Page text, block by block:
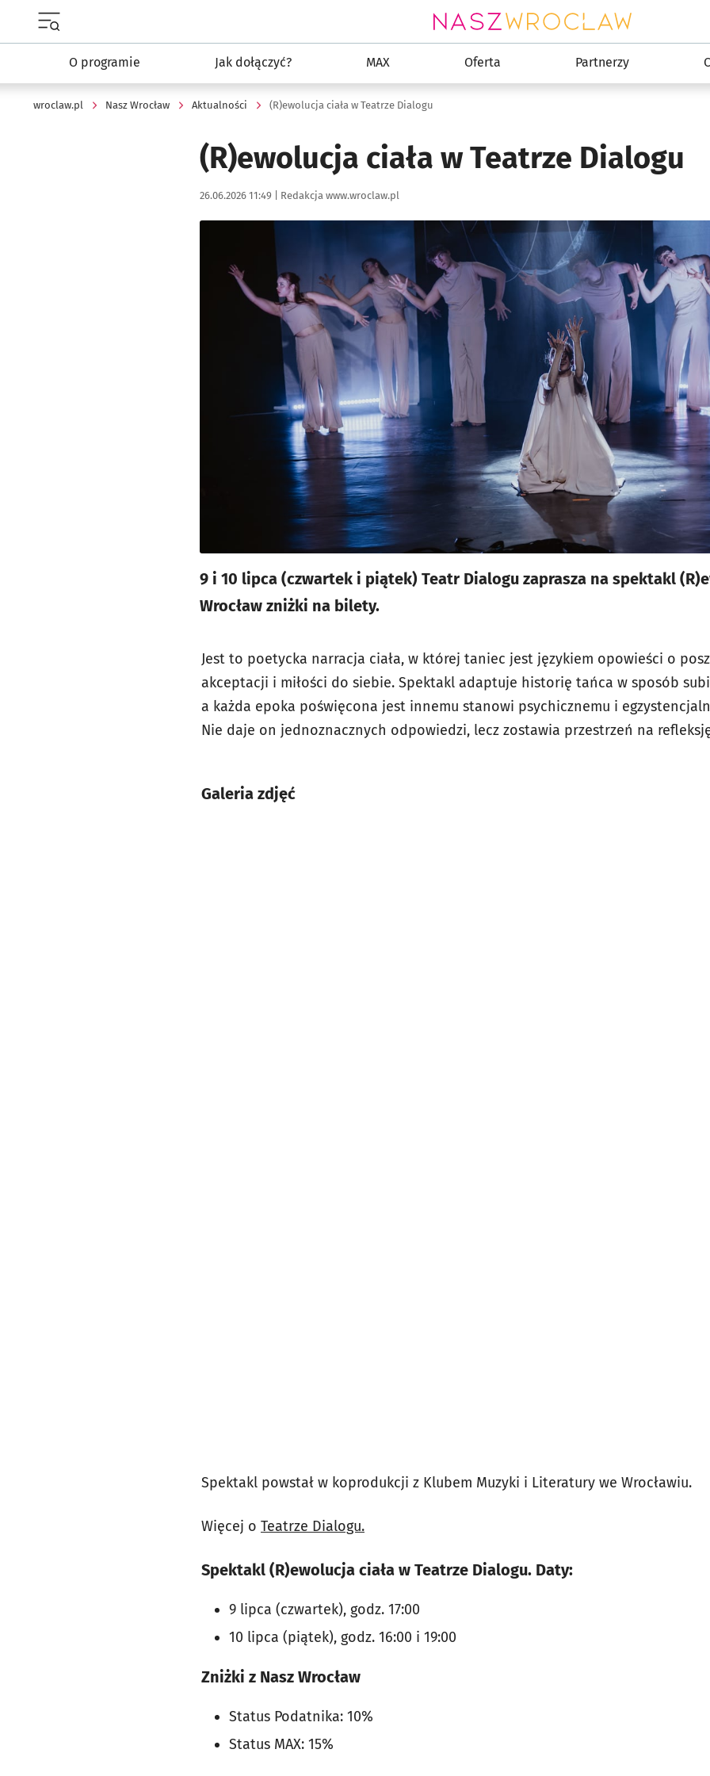
O programie Jak dołączyć? MAX Oferta Partnerzy
wroclaw.pl Nasz Wrocław Aktualności (R)ewolucja ciała w Teatrze Dialogu
(R)ewolucja ciała w Teatrze Dialogu
Data publikacji:
26.06.2026 11:49 | Autor:
Redakcja www.wroclaw.pl
9 i 10 lipca (czwartek i piątek) Teatr Dialogu zaprasza na spektakl
Wrocław zniżki na bilety.
Jest to poetycka narracja ciała, w której taniec jest językiem opowieści o
akceptacji i miłości do siebie. Spektakl adaptuje historię tańca w sposób
a każda epoka poświęcona jest innemu stanowi psychicznemu i
Nie daje on jednoznacznych odpowiedzi, lecz zostawia przestrzeń na
Galeria zdjęć
Spektakl powstał w koprodukcji z Klubem Muzyki i Literatury we Wrocławiu.
Więcej o Teatrze Dialogu.
Spektakl (R)ewolucja ciała w Teatrze Dialogu. Daty:
9 lipca (czwartek), godz. 17:00
10 lipca (piątek), godz. 16:00 i 19:00
Zniżki z Nasz Wrocław
Status Podatnika: 10%
Status MAX: 15%